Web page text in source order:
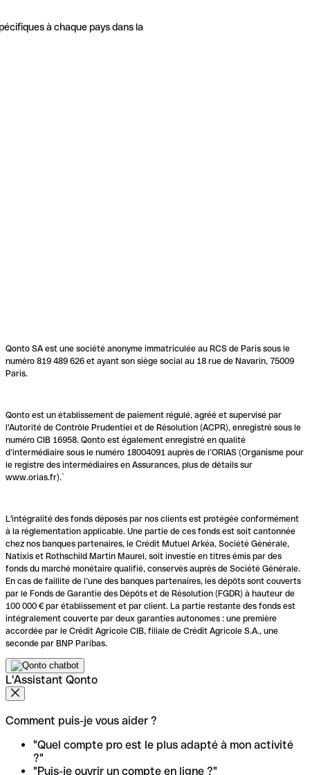
à chaque pays dans la
Qonto SA est une société anonyme immatriculée au RCS de Paris sous le
numéro 819 489 626 et ayant son siège social au 18 rue de Navarin, 75009
Paris.
Qonto est un établissement de paiement régulé, agréé et supervisé par
l'Autorité de Contrôle Prudentiel et de Résolution (ACPR), enregistré sous le
numéro CIB 16958. Qonto est également enregistré en qualité
d’intermédiaire sous le numéro 18004091 auprès de l’ORIAS (Organisme pour
le registre des intermédiaires en Assurances, plus de détails sur
www.orias.fr).`
L'intégralité des fonds déposés par nos clients est protégée conformément
à la réglementation applicable. Une partie de ces fonds est soit cantonnée
chez nos banques partenaires, le Crédit Mutuel Arkéa, Société Générale,
Natixis et Rothschild Martin Maurel, soit investie en titres émis par des
fonds du marché monétaire qualifié, conservés auprès de Société Générale.
En cas de faillite de l’une des banques partenaires, les dépôts sont couverts
par le Fonds de Garantie des Dépôts et de Résolution (FGDR) à hauteur de
100 000 € par établissement et par client. La partie restante des fonds est
intégralement couverte par deux garanties autonomes : une première
accordée par le Crédit Agricole CIB, filiale de Crédit Agricole S.A., une
seconde par BNP Paribas.
L'Assistant Qonto
Comment puis-je vous aider ?
"Quel compte pro est le plus adapté à mon activité
?"
"Puis-je ouvrir un compte en ligne ?"